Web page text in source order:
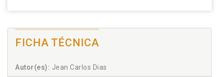
FICHA TÉCNICA
Autor(es): Jean Carlos Dias